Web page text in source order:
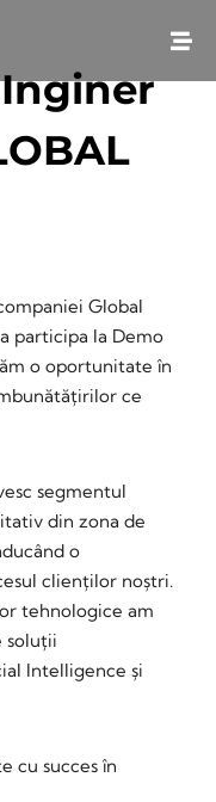
Inginer
Global
participa la Demo
o oportunitate în
ce
segmentul
din zona de
o
clienților noștri.
tehnologice am
soluții
Intelligence și
cu succes în